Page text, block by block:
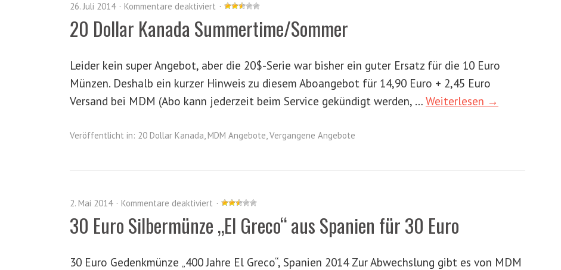
26. Juli 2014 Kommentare deaktiviert
20 Dollar Kanada Summertime/Sommer
Leider kein super Angebot, aber die 20$-Serie war bisher ein guter Ersatz für die 10 Euro
Münzen. Deshalb ein kurzer Hinweis zu diesem Aboangebot für 14,90 Euro + 2,45 Euro
Versand bei MDM (Abo kann jederzeit beim Service gekündigt werden, … Weiterlesen →
Veröffentlicht in: 20 Dollar Kanada, MDM Angebote,Vergangene Angebote
2. Mai 2014 Kommentare deaktiviert
30 Euro Silbermünze „El Greco“ aus Spanien für 30 Euro
30 Euro Gedenkmünze „400 Jahre El Greco“, Spanien 2014 Zur Abwechslung gibt es von MDM